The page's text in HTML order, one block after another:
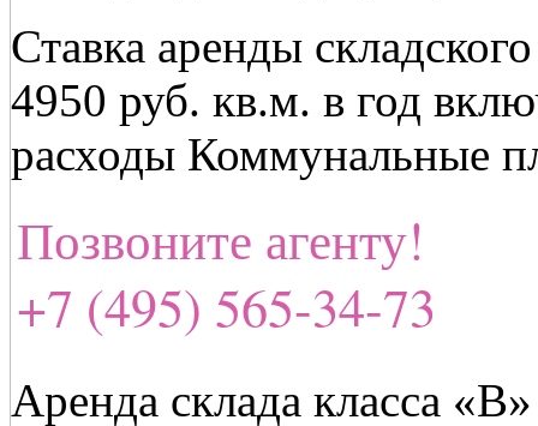
Ставка аренды
4950 руб. кв.м. в год
расходы Коммунальные
Позвоните агенту!
+7 (495) 565-34-73
Аренда склада класса